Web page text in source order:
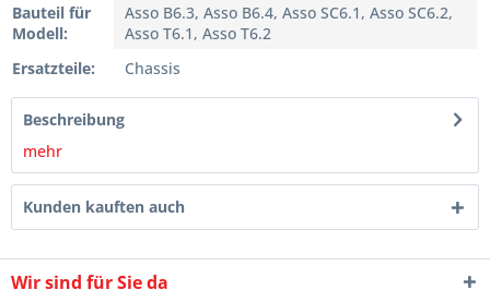
Bauteil für
Modell:
Asso B6.3, Asso B6.4, Asso SC6.1, Asso SC6.2,
Asso T6.1, Asso T6.2
Ersatzteile:
Chassis
Beschreibung
mehr
Kunden kauften auch
Wir sind für Sie da